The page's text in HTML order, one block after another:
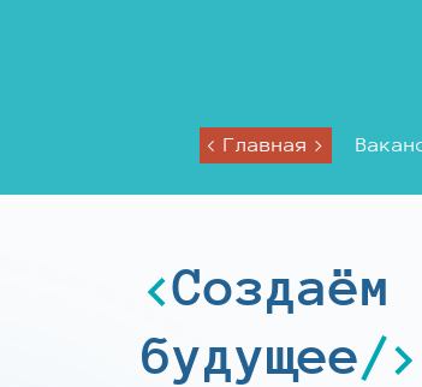
Главная
Создаём
будущее